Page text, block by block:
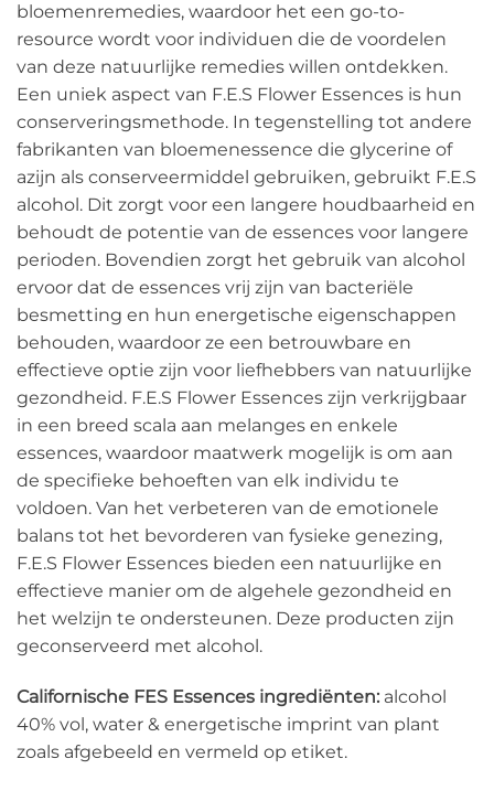
bloemenremedies, waardoor het een go-to-
resource wordt voor individuen die de voordelen
van deze natuurlijke remedies willen ontdekken.
Een uniek aspect van F.E.S Flower Essences is hun
conserveringsmethode. In tegenstelling tot andere
fabrikanten van bloemenessence die glycerine of
azijn als conserveermiddel gebruiken, gebruikt F.E.S
alcohol. Dit zorgt voor een langere houdbaarheid en
behoudt de potentie van de essences voor langere
perioden. Bovendien zorgt het gebruik van alcohol
ervoor dat de essences vrij zijn van bacteriële
besmetting en hun energetische eigenschappen
behouden, waardoor ze een betrouwbare en
effectieve optie zijn voor liefhebbers van natuurlijke
gezondheid. F.E.S Flower Essences zijn verkrijgbaar
in een breed scala aan melanges en enkele
essences, waardoor maatwerk mogelijk is om aan
de specifieke behoeften van elk individu te
voldoen. Van het verbeteren van de emotionele
balans tot het bevorderen van fysieke genezing,
F.E.S Flower Essences bieden een natuurlijke en
effectieve manier om de algehele gezondheid en
het welzijn te ondersteunen. Deze producten zijn
geconserveerd met alcohol.
Californische FES Essences ingrediënten: alcohol
40% vol, water & energetische imprint van plant
zoals afgebeeld en vermeld op etiket.